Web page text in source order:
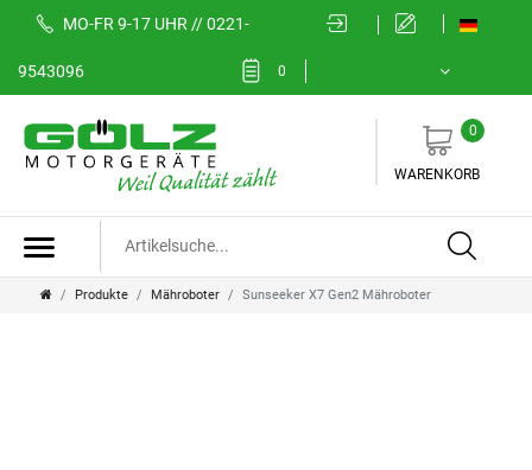
MO-FR 9-17 UHR // 0221-
9543096 0
0
WARENKORB
Produkte Mähroboter Sunseeker X7 Gen2 Mähroboter